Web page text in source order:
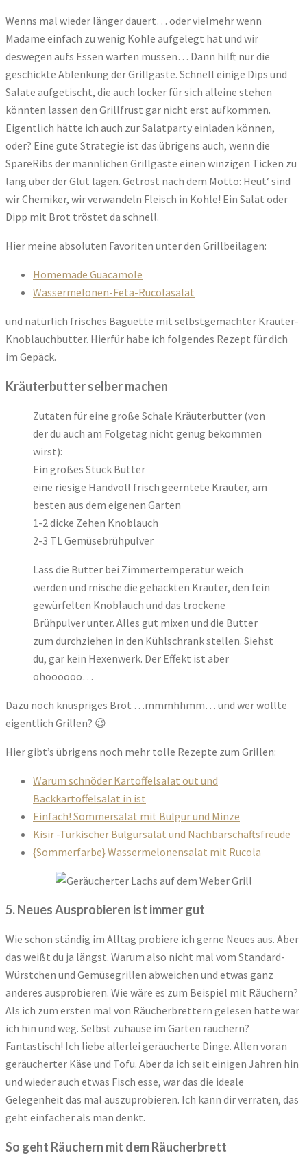
Wenns mal wieder länger dauert… oder vielmehr wenn
Madame einfach zu wenig Kohle aufgelegt hat und wir
deswegen aufs Essen warten müssen… Dann hilft nur die
geschickte Ablenkung der Grillgäste. Schnell einige Dips und
Salate aufgetischt, die auch locker für sich alleine stehen
könnten lassen den Grillfrust gar nicht erst aufkommen.
Eigentlich hätte ich auch zur Salatparty einladen können,
oder? Eine gute Strategie ist das übrigens auch, wenn die
SpareRibs der männlichen Grillgäste einen winzigen Ticken zu
lang über der Glut lagen. Getrost nach dem Motto: Heut‘ sind
wir Chemiker, wir verwandeln Fleisch in Kohle! Ein Salat oder
Dipp mit Brot tröstet da schnell.
Hier meine absoluten Favoriten unter den Grillbeilagen:
Homemade Guacamole
Wassermelonen-Feta-Rucolasalat
und natürlich frisches Baguette mit selbstgemachter Kräuter-
Knoblauchbutter. Hierfür habe ich folgendes Rezept für dich
im Gepäck.
Kräuterbutter selber machen
Zutaten für eine große Schale Kräuterbutter (von
der du auch am Folgetag nicht genug bekommen
wirst):
Ein großes Stück Butter
eine riesige Handvoll frisch geerntete Kräuter, am
besten aus dem eigenen Garten
1-2 dicke Zehen Knoblauch
2-3 TL Gemüsebrühpulver
Lass die Butter bei Zimmertemperatur weich
werden und mische die gehackten Kräuter, den fein
gewürfelten Knoblauch und das trockene
Brühpulver unter. Alles gut mixen und die Butter
zum durchziehen in den Kühlschrank stellen. Siehst
du, gar kein Hexenwerk. Der Effekt ist aber
ohoooooo…
Dazu noch knuspriges Brot …mmmhhmm… und wer wollte
eigentlich Grillen? 😉
Hier gibt’s übrigens noch mehr tolle Rezepte zum Grillen:
Warum schnöder Kartoffelsalat out und
Backkartoffelsalat in ist
Einfach! Sommersalat mit Bulgur und Minze
Kisir -Türkischer Bulgursalat und Nachbarschaftsfreude
{Sommerfarbe} Wassermelonensalat mit Rucola
5. Neues Ausprobieren ist immer gut
Wie schon ständig im Alltag probiere ich gerne Neues aus. Aber
das weißt du ja längst. Warum also nicht mal vom Standard-
Würstchen und Gemüsegrillen abweichen und etwas ganz
anderes ausprobieren. Wie wäre es zum Beispiel mit Räuchern?
Als ich zum ersten mal von Räucherbrettern gelesen hatte war
ich hin und weg. Selbst zuhause im Garten räuchern?
Fantastisch! Ich liebe allerlei geräucherte Dinge. Allen voran
geräucherter Käse und Tofu. Aber da ich seit einigen Jahren hin
und wieder auch etwas Fisch esse, war das die ideale
Gelegenheit das mal auszuprobieren. Ich kann dir verraten, das
geht einfacher als man denkt.
So geht Räuchern mit dem Räucherbrett